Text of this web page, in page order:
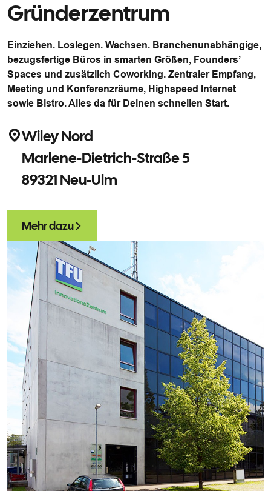
Gründerzentrum
Einziehen. Loslegen. Wachsen. Branchenunabhängige,
bezugsfertige Büros in smarten Größen, Founders’
Spaces und zusätzlich Coworking. Zentraler Empfang,
Meeting und Konferenzräume, Highspeed Internet
sowie Bistro. Alles da für Deinen schnellen Start.
Wiley Nord
Marlene-Dietrich-Straße 5
89321 Neu-Ulm
Mehr dazu